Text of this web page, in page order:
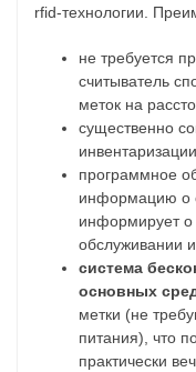
rfid-технологии.
не требуется
считыватель
меток на
существенно
программное
информацию о
информирует
обслуживании и
система
основных
метки (не
питания), что
практически